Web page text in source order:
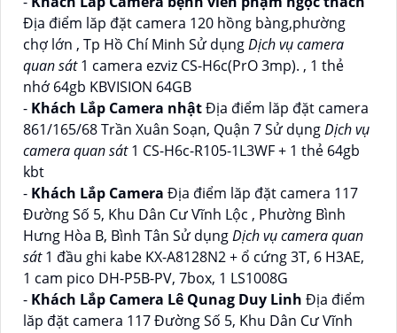
Địa điểm lăp đặt camera 120 hồng bàng,phường
chợ lớn , Tp Hồ Chí Minh Sử dụngDịch vụ camera
quan sát1 camera ezviz CS-H6c(PrO 3mp). , 1 thẻ
nhớ 64gb KBVISION 64GB
- Khách Lắp Camera nhậtĐịa điểm lăp đặt camera
861/165/68 Trần Xuân Soạn, Quận 7 Sử dụngDịch vụ
camera quan sát1 CS-H6c-R105-1L3WF + 1 thẻ 64gb
kbt
- Khách Lắp Camera Địa điểm lăp đặt camera 117
Đường Số 5, Khu Dân Cư Vĩnh Lộc , Phường Bình
Hưng Hòa B, Bình Tân Sử dụngDịch vụ camera quan
sát1 đầu ghi kabe KX-A8128N2 + ổ cứng 3T, 6 H3AE,
1 cam pico DH-P5B-PV, 7box, 1 LS1008G
- Khách Lắp Camera Lê Qunag Duy Linh Địa điểm
lăp đặt camera 117 Đường Số 5, Khu Dân Cư Vĩnh